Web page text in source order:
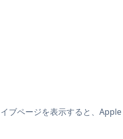
ブページを表示すると、